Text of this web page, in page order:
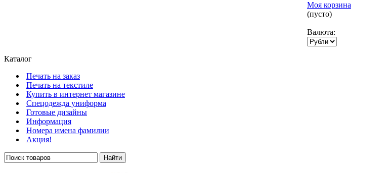
Моя корзина
(пусто)
Валюта:
Каталог
Печать на заказ
Печать на текстиле
Купить в интернет магазине
Cпецодежда униформа
Готовые дизайны
Информация
Номера имена фамилии
Акция!